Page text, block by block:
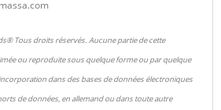
Tous droits réservés. Aucune partie de cette
ou reproduite sous quelque forme ou par quelque
dans des bases de données électroniques
de données, en allemand ou dans toute autre